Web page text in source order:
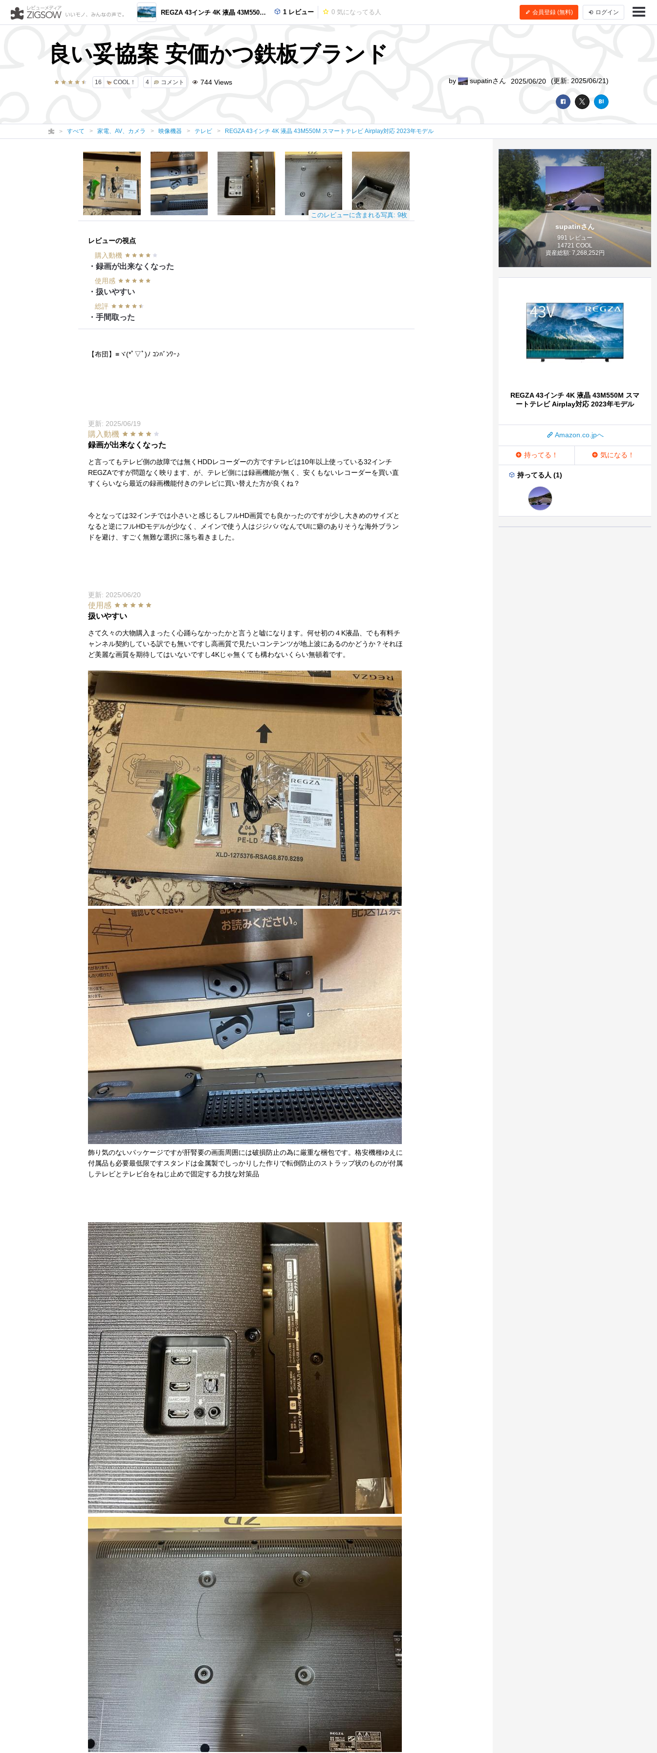
REGZA 43インチ 4K 液晶 43M550M スマートテレビ Airplay対応 2023年モデル 1 レビュー 0 気になってる人 会員登録 (無料) ログイン
良い妥協案 安価かつ鉄板ブランド
16 COOL！ 4 コメント 744 Views by supatinさん 2025/06/20 (更新: 2025/06/21)
すべて 家電、AV、カメラ 映像機器 テレビ REGZA 43インチ 4K 液晶 43M550M スマートテレビ Airplay対応 2023年モデル
このレビューに含まれる写真: 9枚
レビューの視点
購入動機
・録画が出来なくなった
使用感
・扱いやすい
総評
・手間取った
【布団】≡ヾ(*ﾟ▽ﾟ)ﾉ ｺﾝﾊﾞﾝﾜｰ♪
更新: 2025/06/19
購入動機
録画が出来なくなった
と言ってもテレビ側の故障では無くHDDレコーダーの方ですテレビは10年以上使っている32インチ
REGZAですが問題なく映ります、が、テレビ側には録画機能が無く、安くもないレコーダーを買い直
すくらいなら最近の録画機能付きのテレビに買い替えた方が良くね？
今となっては32インチでは小さいと感じるしフルHD画質でも良かったのですが少し大きめのサイズと
なると逆にフルHDモデルが少なく、メインで使う人はジジババなんでUIに癖のありそうな海外ブラン
ドを避け、すごく無難な選択に落ち着きました。
更新: 2025/06/20
使用感
扱いやすい
さて久々の大物購入まったく心踊らなかったかと言うと嘘になります。何せ初の４K液晶、でも有料チ
ャンネル契約している訳でも無いですし高画質で見たいコンテンツが地上波にあるのかどうか？それほ
ど美麗な画質を期待してはいないですし4Kじゃ無くても構わないくらい無頓着です。
飾り気のないパッケージですが肝腎要の画面周囲には破損防止の為に厳重な梱包です。格安機種ゆえに
付属品も必要最低限ですスタンドは金属製でしっかりした作りで転倒防止のストラップ状のものが付属
しテレビとテレビ台をねじ止めで固定する力技な対策品
supatinさん
991 レビュー
14721 COOL
資産総額: 7,268,252円
REGZA 43インチ 4K 液晶 43M550M スマ
ートテレビ Airplay対応 2023年モデル
Amazon.co.jpへ
持ってる！ 気になる！
持ってる人 (1)